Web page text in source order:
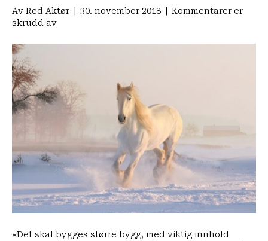
Av Red Aktør 30. november 2018
Kommentarer er
skrudd avfor
fra
Lofotposten:
«Kortsiktig
sparing
«Det skal bygges større bygg, med viktig innhold